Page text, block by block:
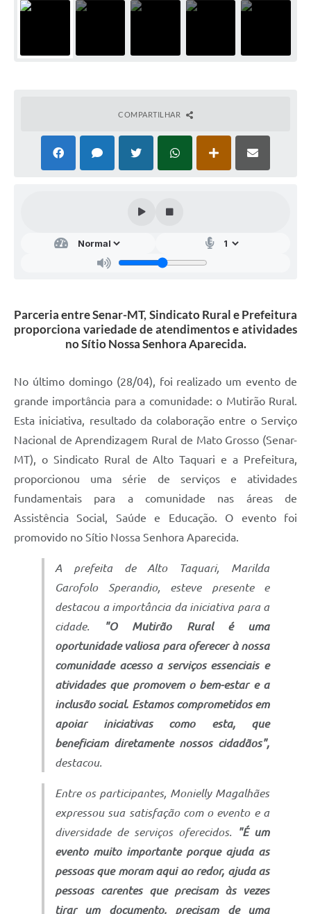
COMPARTILHAR
Parceria entre Senar-MT, Sindicato Rural e Prefeitura
proporciona variedade de atendimentos e atividades
no Sítio Nossa Senhora Aparecida.
No último domingo (28/04), foi realizado um evento de
grande importância para a comunidade: o Mutirão Rural.
Esta iniciativa, resultado da colaboração entre o Serviço
Nacional de Aprendizagem Rural de Mato Grosso (Senar-
MT), o Sindicato Rural de Alto Taquari e a Prefeitura,
proporcionou uma série de serviços e atividades
fundamentais para a comunidade nas áreas de
Assistência Social, Saúde e Educação. O evento foi
promovido no Sítio Nossa Senhora Aparecida.
A prefeita de Alto Taquari, Marilda
Garofolo Sperandio, esteve presente e
destacou a importância da iniciativa para a
cidade.
"O Mutirão Rural é uma
oportunidade valiosa para oferecer à nossa
comunidade acesso a serviços essenciais e
atividades que promovem o bem-estar e a
inclusão social. Estamos comprometidos em
apoiar iniciativas como esta, que
beneficiam diretamente nossos cidadãos",
destacou.
Entre os participantes, Monielly Magalhães
expressou sua satisfação com o evento e a
diversidade de serviços oferecidos.
"É um
evento muito importante porque ajuda as
pessoas que moram aqui ao redor, ajuda as
pessoas carentes que precisam às vezes
tirar um documento, precisam de uma